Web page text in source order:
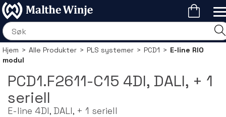
Hjem>Alle Produkter>PLS systemer>PCD1>E-line RIO
modul
PCD1.F2611-C15 4DI, DALI, + 1
seriell
E-line 4DI, DALI, + 1 seriell